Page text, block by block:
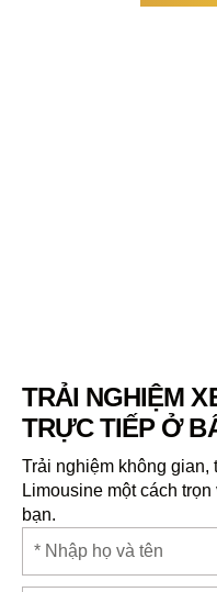
TRẢI NGHIỆM
TRỰC TIẾP Ở
Trải nghiệm không gian,
Limousine một cách
bạn.